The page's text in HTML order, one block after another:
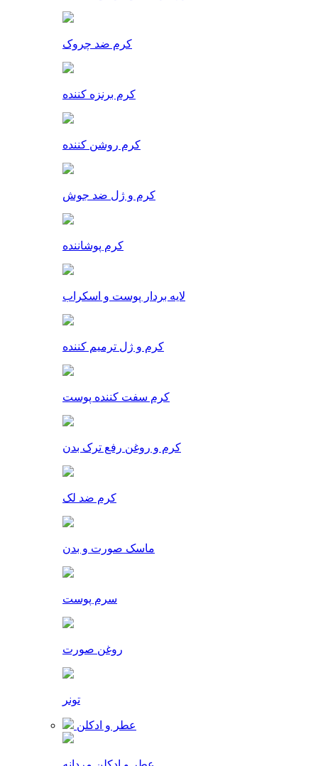
کرم ضد چروک
کرم برنزه کننده
کرم روشن کننده
کرم و ژل ضد جوش
کرم پوشاننده
لایه بردار پوست و اسکراب
کرم و ژل ترمیم کننده
کرم سفت کننده پوست
کرم و روغن رفع ترک بدن
کرم ضد لک
ماسک صورت و بدن
سرم پوست
روغن صورت
تونر
عطر و ادکلن